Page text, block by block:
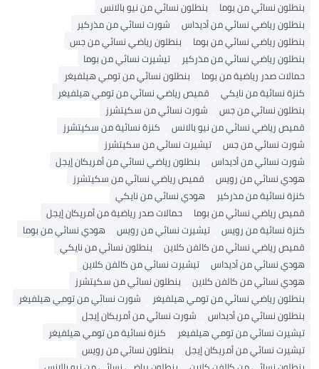
بنطلون نسائي من بوما
بنطلون نسائي من نيو بالانس
بنطلون رياضي نسائي من أديداس
شورت نسائي من مذركير
بنطلون رياضي نسائي من بوما
بنطلون رياضي نسائي من جس
بنطلون رياضي نسائي من مذركير
تيشيرت نسائي من بوما
حمالات صدر رياضية من بوما
بنطلون نسائي من تومي هيلفيغر
كنزة نسائية من نايكي
قميص رياضي نسائي من تومي هيلفيغر
بنطلون نسائي من جس
شورت نسائي من سكيتشرز
قميص رياضي نسائي من نيو بالانس
كنزة نسائية من سكيتشرز
شورت نسائي من جس
تيشيرت نسائي من سكيتشرز
شورت نسائي من أديداس
بنطلون رياضي نسائي من أمريكان إيجل
هودي نسائي من رويس
قميص رياضي نسائي من سكيتشرز
كنزة نسائية من مذركير
هودي نسائي من نايكي
قميص رياضي نسائي من بوما
حمالات صدر رياضية من أمريكان إيجل
كنزة نسائية من رويس
تيشيرت نسائي من رويس
هودي نسائي من بوما
قميص رياضي نسائي من كالفن كلاين
بنطلون نسائي من نايكي
هودي نسائي من أديداس
تيشيرت نسائي من كالفن كلاين
هودي نسائي من كالفن كلاين
بنطلون نسائي من سكيتشرز
بنطلون رياضي نسائي من تومي هيلفيغر
شورت نسائي من تومي هيلفيغر
بنطلون نسائي من أديداس
شورت نسائي من أمريكان إيجل
تيشيرت نسائي من تومي هيلفيغر
كنزة نسائية من تومي هيلفيغر
تيشيرت نسائي من أمريكان إيجل
بنطلون نسائي من رويس